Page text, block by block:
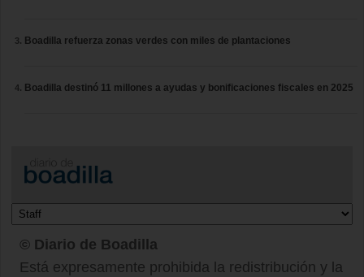
Boadilla refuerza zonas verdes con miles de plantaciones
Boadilla destinó 11 millones a ayudas y bonificaciones fiscales en 2025
© Diario de Boadilla
Está expresamente prohibida la redistribución y la